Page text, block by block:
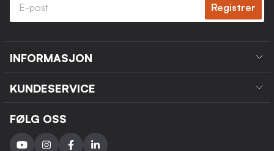
Registrer
INFORMASJON
KUNDESERVICE
FØLG OSS